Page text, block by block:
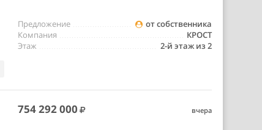
от собственника
Предложение
КРОСТ
Компания
2-й этаж из 2
Этаж
754 292 000 вчера